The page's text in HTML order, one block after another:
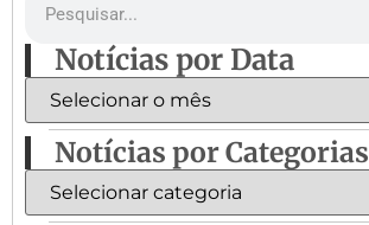
Notícias por Data
Notícias por Categorias